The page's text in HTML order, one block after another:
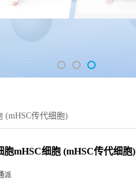
(mHSC传代细胞)
胞mHSC细胞 (mHSC传代细胞)
派